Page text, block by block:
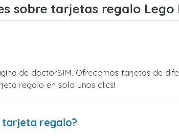
sobre tarjetas regalo Lego
de doctorSIM. Ofrecemos tarjetas de
regalo en solo unos clics!
tarjeta regalo?